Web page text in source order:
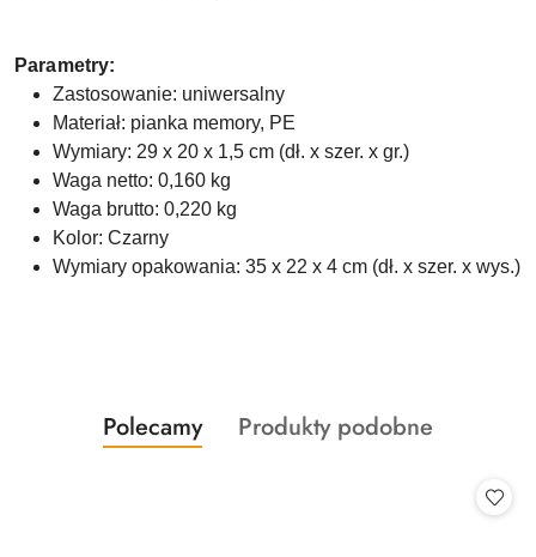
Parametry:
Zastosowanie: uniwersalny
Materiał: pianka memory, PE
Wymiary: 29 x 20 x 1,5 cm (dł. x szer. x gr.)
Waga netto: 0,160 kg
Waga brutto: 0,220 kg
Kolor: Czarny
Wymiary opakowania: 35 x 22 x 4 cm (dł. x szer. x wys.)
Pomiń karuzelę produktów
Produkty
o
Polecamy
Produkty
Produkty podobne